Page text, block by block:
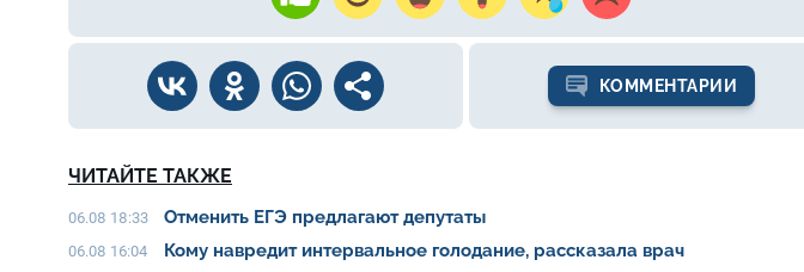
КОММЕНТАРИИ
ЧИТАЙТЕ ТАКЖЕ
06.08 18:33 Отменить ЕГЭ предлагают депутаты
06.08 16:04 Кому навредит интервальное голодание, рассказала врач